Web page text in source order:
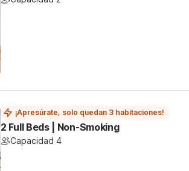
¡Apresúrate, solo quedan 3 habitaciones!
2 Full Beds | Non-Smoking
Capacidad 4